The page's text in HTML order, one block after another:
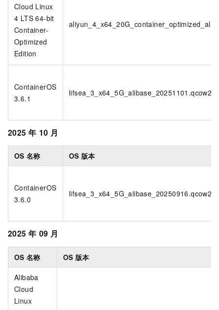
Cloud Linux
4 LTS 64-bit
Container-
Optimized
Edition
ContainerOS
3.6.1
lifsea_3_x64_5G_alibase_20251101.qcow2
2025 年 10 月
OS 名称 OS 版本
ContainerOS
3.6.0
lifsea_3_x64_5G_alibase_20250916.qcow2
2025 年 09 月
OS 名称 OS 版本
Alibaba
Cloud
Linux